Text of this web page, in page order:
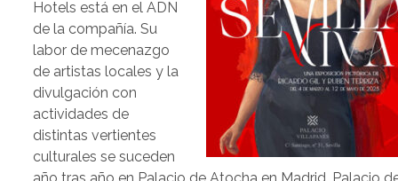
Hotels está en el ADN
de la compañía. Su
labor de mecenazgo
de artistas locales y la
divulgación con
actividades de
distintas vertientes
culturales se suceden